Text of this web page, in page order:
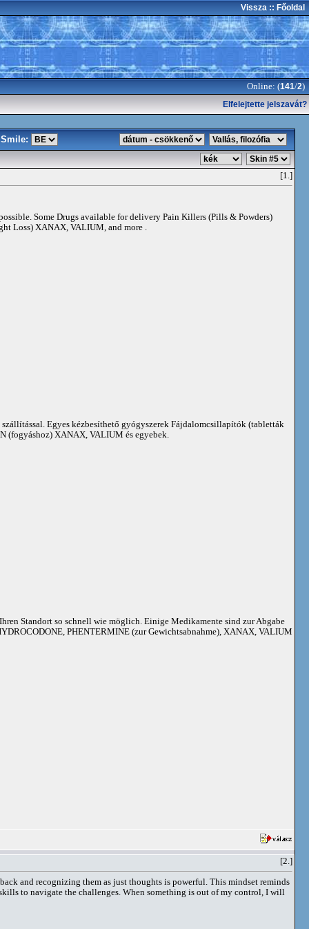
Vissza :: Főoldal
Online: (141/2)
Elfelejtette jelszavát?
Smile:
[1.]
Some Drugs available for delivery Pain Killers (Pills & Powders)
Loss) XANAX, VALIUM, and more .
Egyes kézbesíthető gyógyszerek Fájdalomcsillapítók (tabletták
(fogyáshoz) XANAX, VALIUM és egyebek.
Standort so schnell wie möglich. Einige Medikamente sind zur Abgabe
PHENTERMINE (zur Gewichtsabnahme), XANAX, VALIUM
[2.]
and recognizing them as just thoughts is powerful. This mindset reminds
to navigate the challenges. When something is out of my control, I will